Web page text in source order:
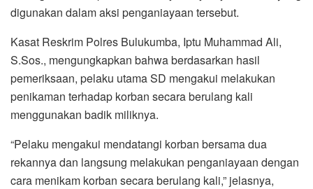
digunakan dalam aksi penganiayaan tersebut.
Kasat Reskrim Polres Bulukumba, Iptu Muhammad Ali,
S.Sos., mengungkapkan bahwa berdasarkan hasil
pemeriksaan, pelaku utama SD mengakui melakukan
penikaman terhadap korban secara berulang kali
menggunakan badik miliknya.
“Pelaku mengakui mendatangi korban bersama dua
rekannya dan langsung melakukan penganiayaan dengan
cara menikam korban secara berulang kali,” jelasnya,